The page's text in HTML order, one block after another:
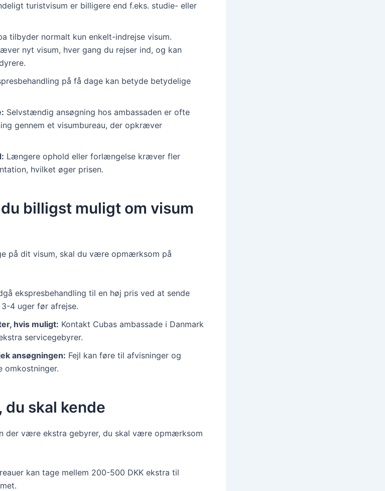
turistvisum er billigere end f.eks. studie- eller
tilbyder normalt kun enkelt-indrejse visum.
nyt visum, hver gang du rejser ind, og kan
på få dage kan betyde betydelige
Selvstændig ansøgning hos ambassaden er ofte
gennem et visumbureau, der opkræver
Længere ophold eller forlængelse kræver fler
hvilket øger prisen.
billigst muligt om visum
på dit visum, skal du være opmærksom på
ekspresbehandling til en høj pris ved at sende
4 uger før afrejse.
hvis muligt: Kontakt Cubas ambassade i Danmark
servicegebyrer.
ansøgningen: Fejl kan føre til afvisninger og
omkostninger.
du skal kende
der være ekstra gebyrer, du skal være opmærksom
kan tage mellem 200-500 DKK ekstra til